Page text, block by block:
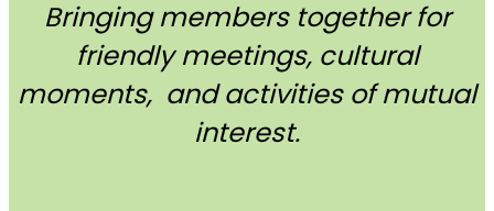
Bringing members together for
friendly meetings, cultural
moments, and activities of mutual
interest.